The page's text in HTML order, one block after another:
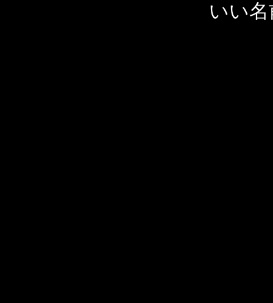
いい